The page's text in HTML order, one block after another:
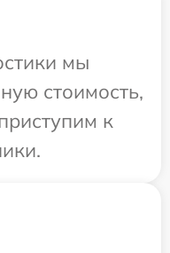
мы
стоимость,
к